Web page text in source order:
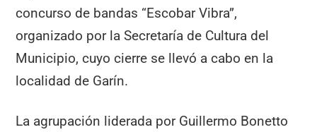
concurso de bandas “Escobar Vibra”,
organizado por la Secretaría de Cultura del
Municipio, cuyo cierre se llevó a cabo en la
localidad de Garín.
La agrupación liderada por Guillermo Bonetto